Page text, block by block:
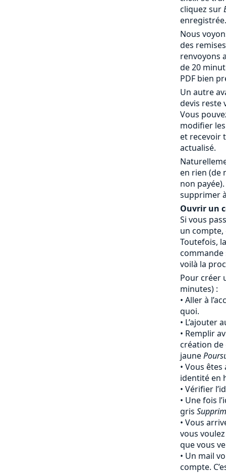
cliquez sur
enregistrée.
Nous
des
renvoyons
de 20
PDF bien
Un autre
devis reste
Vous
modifier
et recevoir
actualisé.
en rien (de
non
supprimer
Ouvrir un
Si vous
un compte,
Toutefois,
commande
voilà la
Pour créer
minutes) :
Aller à
quoi.
L’ajouter
Remplir
création
jaune
Vous êtes
identité en
Vérifier
Une fois
gris
Vous
vous
que vous
Un mail
compte.